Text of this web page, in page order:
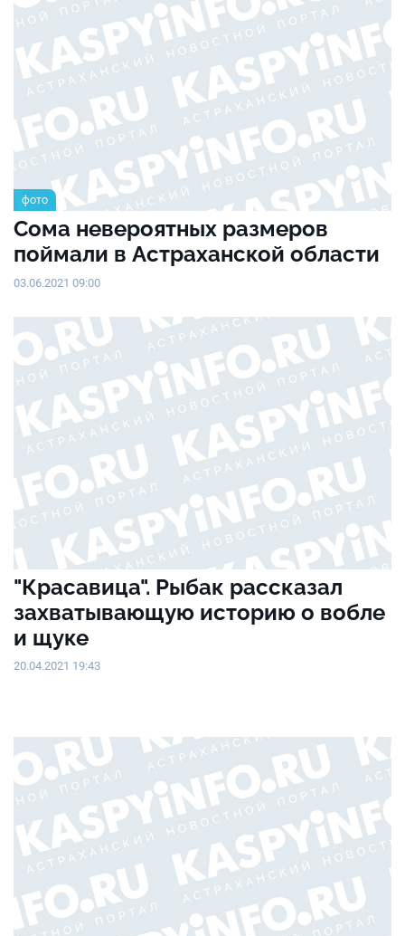
фото
Сома невероятных размеров
поймали в Астраханской области
03.06.2021 09:00
"Красавица". Рыбак рассказал
захватывающую историю о вобле
и щуке
20.04.2021 19:43